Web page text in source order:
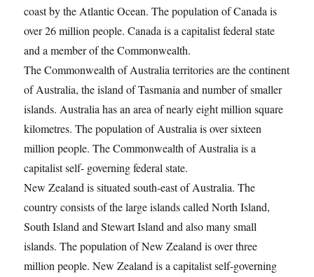
coast by the Atlantic Ocean. The population of Canada is
over 26 million people. Canada is a capitalist federal state
and a member of the Commonwealth.
The Commonwealth of Australia territories are the continent
of Australia, the island of Tasmania and number of smaller
islands. Australia has an area of nearly eight million square
kilometres. The population of Australia is over sixteen
million people. The Commonwealth of Australia is a
capitalist self- governing federal state.
New Zealand is situated south-east of Australia. The
country consists of the large islands called North Island,
South Island and Stewart Island and also many small
islands. The population of New Zealand is over three
million people. New Zealand is a capitalist self-governing